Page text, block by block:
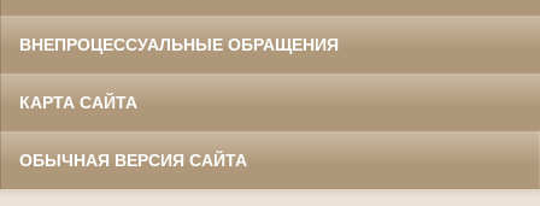
ВНЕПРОЦЕССУАЛЬНЫЕ ОБРАЩЕНИЯ
КАРТА САЙТА
ОБЫЧНАЯ ВЕРСИЯ САЙТА